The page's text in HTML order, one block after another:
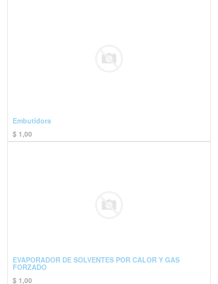
Embutidora
$ 1,00
EVAPORADOR DE SOLVENTES POR CALOR Y GAS
FORZADO
$ 1,00